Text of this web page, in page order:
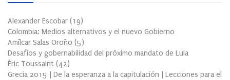
Alexander Escobar (19)
Colombia: Medios alternativos y el nuevo Gobierno
Amílcar Salas Oroño (5)
Desafíos y gobernabilidad del próximo mandato de Lula
Éric Toussaint (42)
Grecia 2015 | De la esperanza a la capitulación | Lecciones para el